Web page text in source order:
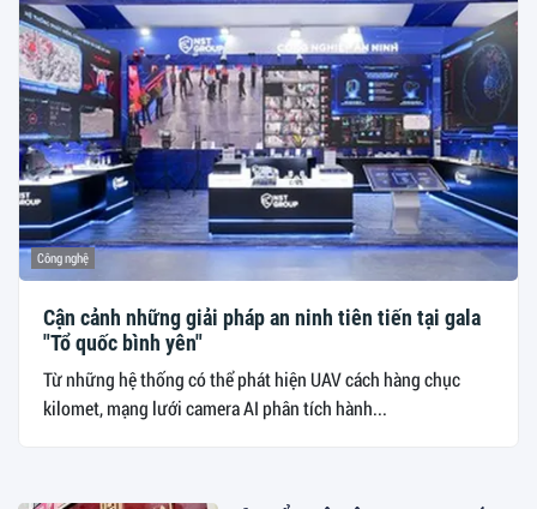
Công nghệ
Cận cảnh những giải pháp an ninh tiên tiến tại gala
"Tổ quốc bình yên"
Từ những hệ thống có thể phát hiện UAV cách hàng chục
kilomet, mạng lưới camera AI phân tích hành...